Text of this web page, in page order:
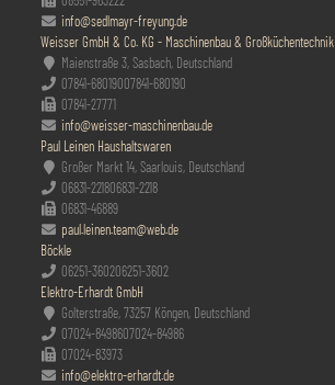
info@sedlmayr-freyung.de
Weisser GmbH & Co. KG - Maschinenbau & Großküchentechnik
Maienstraße 3, Sasbach, Deutschland
07841-68019007841-680190
07841-27771
info@weisser-maschinenbau.de
Paul Leinen Haushaltswaren
Großer Markt 14, Saarlouis, Deutschland
06831-221806831-2218
06831-46889
paul.leinen.team@web.de
Böckle
06251-360206251-3602
Elektro-Erhardt GmbH
Golterstraße, 73257 Köngen, Deutschland
07024-8498607024-84986
07024-83973
info@elektro-erhardt.de